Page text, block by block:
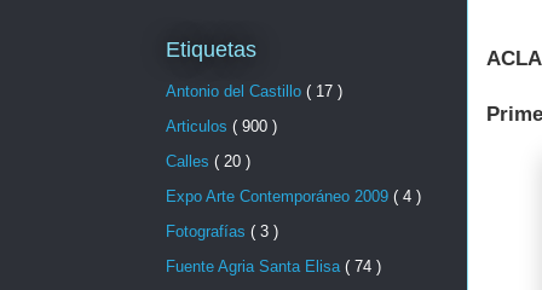
Etiquetas
Antonio del Castillo ( 17 )
Articulos ( 900 )
Calles ( 20 )
Expo Arte Contemporáneo 2009 ( 4 )
Fotografías ( 3 )
Fuente Agria Santa Elisa ( 74 )